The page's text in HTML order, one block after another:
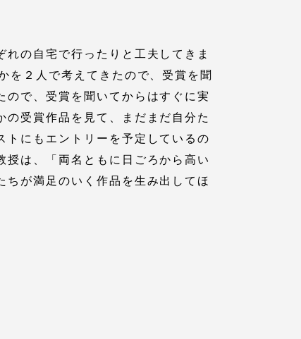
の自宅で行ったりと工夫してきま
を２人で考えてきたので、受賞を聞
で、受賞を聞いてからはすぐに実
受賞作品を見て、まだまだ自分た
トにもエントリーを予定しているの
は、「両名ともに日ごろから高い
が満足のいく作品を生み出してほ
静岡キャンパス 熊本キャンパス